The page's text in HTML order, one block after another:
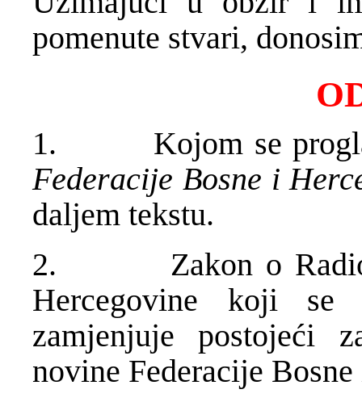
pomenute stvari,
1. Kojom se
Federacije Bosne i
daljem tekstu.
2. Zakon o Radio-
Hercegovine koji se
zamjenjuje postojeći
novine Federacije